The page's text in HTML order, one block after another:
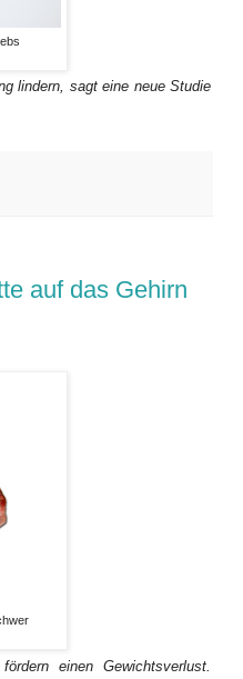
lindern, sagt eine neue Studie
auf das Gehirn
einen Gewichtsverlust.